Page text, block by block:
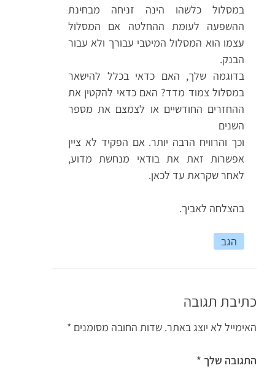
במסלול כלשהו הינה זניחה מבחינת
ההשפעה לעומת ההחלטה אם המסלול
עצמו הוא המסלול המיטבי עבורך ולא עבור
הבנק.
בדוגמה שלך, האם כדאי בכלל להישאר
במסלול צמוד מדד? האם כדאי להקטין את
ההחזרים החודשיים או לצמצם את מספר
השנים
וכך והרוויח הרבה יותר. אם הפקיד לא ציין
אפשרות זאת את בודאי מנחשת מדוע,
לאחר שקראת עד לכאן.
בהצלחה לאביך.
הגב
כתיבת תגובה
האימייל לא יוצג באתר. שדות החובה מסומנים *
התגובה שלך *